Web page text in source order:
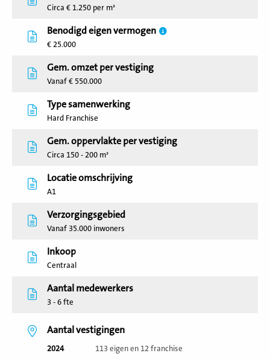
Circa € 1.250 per m²
Benodigd eigen vermogen
€ 25.000
Gem. omzet per vestiging
Vanaf € 550.000
Type samenwerking
Hard Franchise
Gem. oppervlakte per vestiging
Circa 150 - 200 m²
Locatie omschrijving
A1
Verzorgingsgebied
Vanaf 35.000 inwoners
Inkoop
Centraal
Aantal medewerkers
3 - 6 fte
Aantal vestigingen
2024
113 eigen en 12 franchise